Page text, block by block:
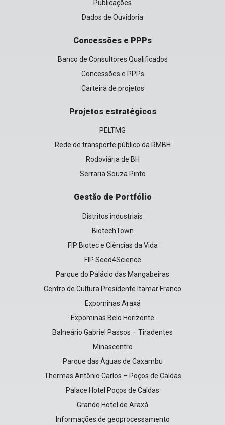
Publicações
Dados de Ouvidoria
Concessões e PPPs
Banco de Consultores Qualificados
Concessões e PPPs
Carteira de projetos
Projetos estratégicos
PELTMG
Rede de transporte público da RMBH
Rodoviária de BH
Serraria Souza Pinto
Gestão de Portfólio
Distritos industriais
BiotechTown
FIP Biotec e Ciências da Vida
FIP Seed4Science
Parque do Palácio das Mangabeiras
Centro de Cultura Presidente Itamar Franco
Expominas Araxá
Expominas Belo Horizonte
Balneário Gabriel Passos – Tiradentes
Minascentro
Parque das Águas de Caxambu
Thermas Antônio Carlos – Poços de Caldas
Palace Hotel Poços de Caldas
Grande Hotel de Araxá
Informações de geoprocessamento